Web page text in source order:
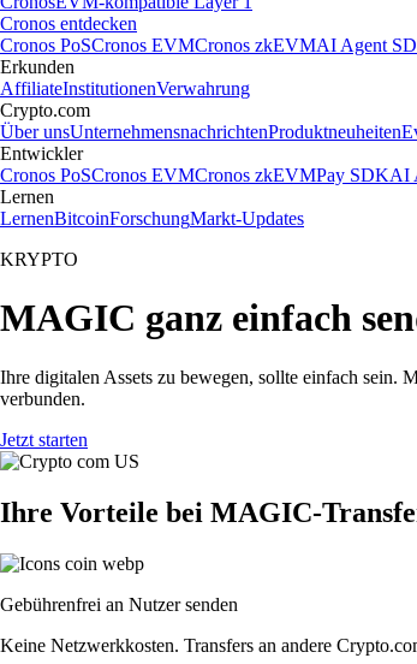
Cronos entdecken
Cronos PoSCronos EVMCronos zkEVMAI Agent
Erkunden
AffiliateInstitutionenVerwahrung
Crypto.com
Über unsUnternehmensnachrichtenProduktneuheiten
Entwickler
Cronos PoSCronos EVMCronos zkEVMPay SDKAI
Lernen
LernenBitcoinForschungMarkt-Updates
KRYPTO
MAGIC ganz einfach
Ihre digitalen Assets zu bewegen, sollte einfach sein.
verbunden.
Jetzt starten
Ihre Vorteile bei MAGIC-
Gebührenfrei an Nutzer senden
Keine Netzwerkkosten. Transfers an andere